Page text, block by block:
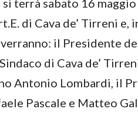
terrà sabato 16
di Cava de’ Tirreni e,
il Presidente
di Cava de’
Antonio Lombardi, il
Pascale e Matteo